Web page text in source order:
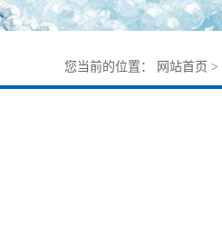
您当前的位置： 网站首页 >